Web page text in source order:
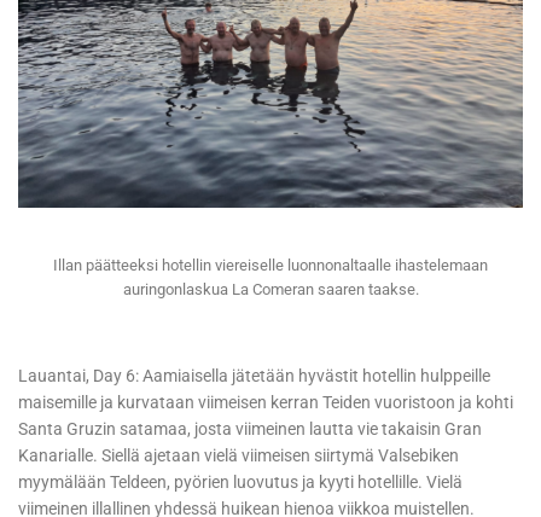
Illan päätteeksi hotellin viereiselle luonnonaltaalle ihastelemaan
auringonlaskua La Comeran saaren taakse.
Lauantai, Day 6: Aamiaisella jätetään hyvästit hotellin hulppeille
maisemille ja kurvataan viimeisen kerran Teiden vuoristoon ja kohti
Santa Gruzin satamaa, josta viimeinen lautta vie takaisin Gran
Kanarialle. Siellä ajetaan vielä viimeisen siirtymä Valsebiken
myymälään Teldeen, pyörien luovutus ja kyyti hotellille. Vielä
viimeinen illallinen yhdessä huikean hienoa viikkoa muistellen.